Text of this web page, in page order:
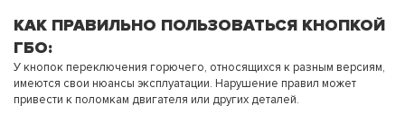
КАК ПРАВИЛЬНО ПОЛЬЗОВАТЬСЯ КНОПКОЙ
ГБО:
У кнопок переключения горючего, относящихся к разным версиям,
имеются свои нюансы эксплуатации. Нарушение правил может
привести к поломкам двигателя или других деталей.